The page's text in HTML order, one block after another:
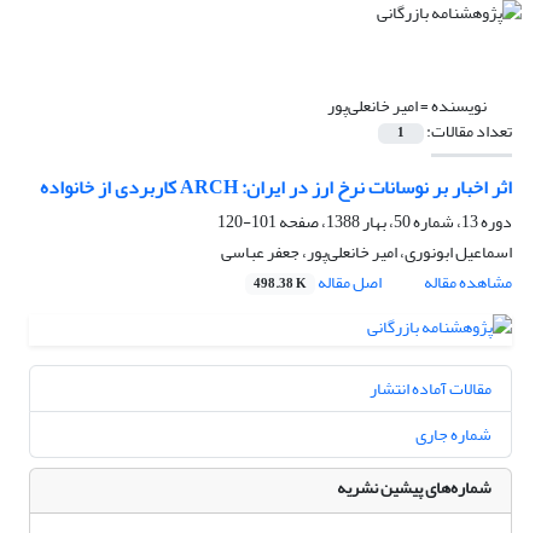
نویسنده =امیر خانعلی‌پور
تعداد مقالات: 1
اثر اخبار بر نوسانات نرخ ارز در ایران: ARCH کاربردی از خانواده
دوره 13، شماره 50، بهار 1388، صفحه
101-120
اسماعیل ابونوری، امیر خانعلی‌پور، جعفر عباسی
مشاهده مقاله
اصل مقاله 498.38 K
مقالات آماده انتشار
شماره جاری
شماره‌های پیشین نشریه